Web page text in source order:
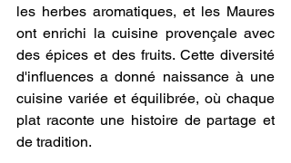
les herbes aromatiques, et les Maures
ont enrichi la cuisine provençale avec
des épices et des fruits. Cette diversité
d'influences a donné naissance à une
cuisine variée et équilibrée, où chaque
plat raconte une histoire de partage et
de tradition.